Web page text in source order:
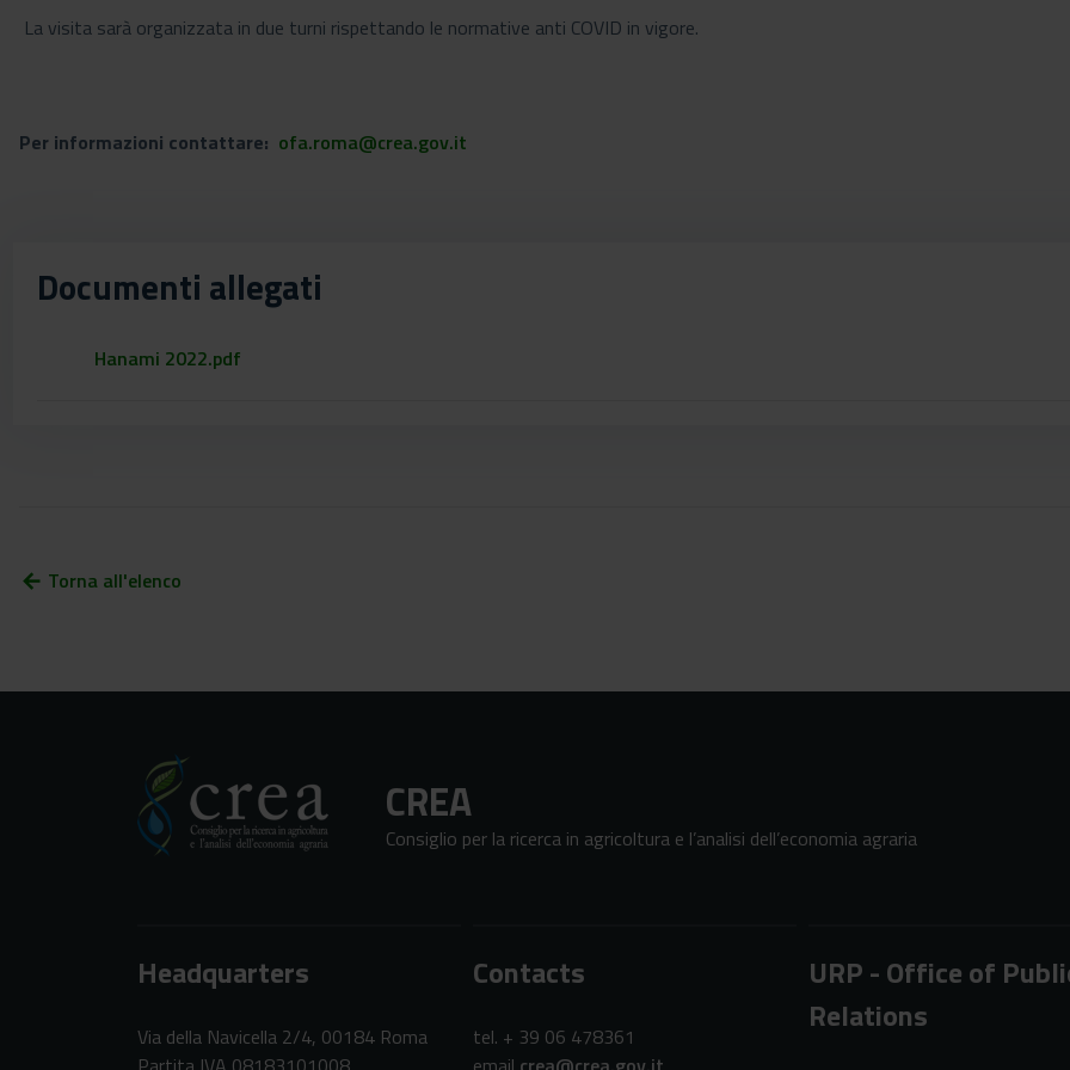
La visita sarà organizzata in due turni rispettando le normative anti COVID in vigore.
Per informazioni contattare: ofa.roma@crea.gov.it
Documenti allegati
Hanami 2022.pdf
arrow_back Torna all'elenco
CREA
Consiglio per la ricerca in agricoltura e l’analisi dell’economia agraria
Headquarters
Via della Navicella 2/4, 00184 Roma
Contacts
tel. + 39 06 478361
URP - Office of
Relations